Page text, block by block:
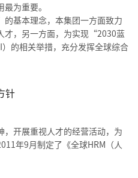
为重要。
基本理念，本集团一方面致力
才，另一方面，为实现“2030蓝
的相关举措，充分发挥全球综合
针
开展重视人才的经营活动，为
年9月制定了《全球HRM（人